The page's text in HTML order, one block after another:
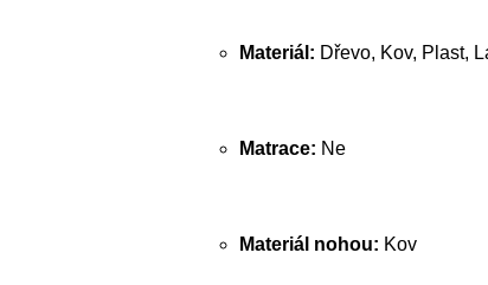
Materiál: Dřevo, Kov, Plast,
Matrace: Ne
Materiál nohou: Kov